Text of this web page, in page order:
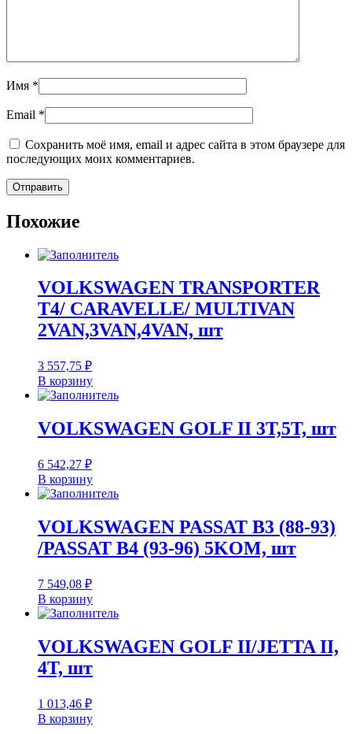
Имя *
Email *
Сохранить моё имя, email и адрес сайта в этом браузере для
последующих моих комментариев.
Похожие
VOLKSWAGEN TRANSPORTER
T4/ CARAVELLE/ MULTIVAN
2VAN,3VAN,4VAN, шт
3 557,75 ₽
В корзину
VOLKSWAGEN GOLF II 3T,5T, шт
6 542,27 ₽
В корзину
VOLKSWAGEN PASSAT B3 (88-93)
/PASSAT B4 (93-96) 5KOM, шт
7 549,08 ₽
В корзину
VOLKSWAGEN GOLF II/JETTA II,
4T, шт
1 013,46 ₽
В корзину